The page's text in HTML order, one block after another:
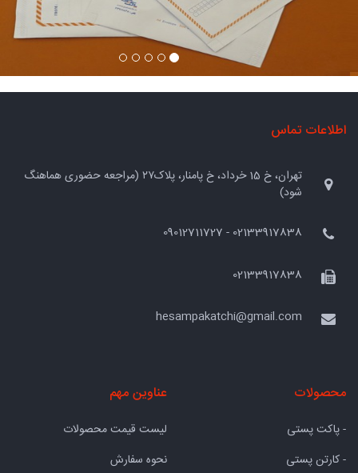
اطلاعات تماس
تهران، خ 15 خرداد، خ پامنار، پلاک۲۷ (مراجعه حضوری هماهنگ
شود)
02133917838 - 09012711727
02133917838
hesampakatchi@gmail.com
محصولات
- پاکت پستی
- کارتن پستی
عناوین مهم
لیست قیمت محصولات
نحوه سفارش